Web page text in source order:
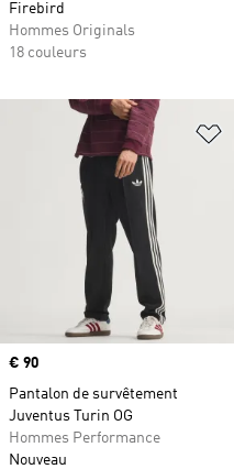
Firebird
Hommes Originals
18 couleurs
Prix
€ 90
Pantalon de survêtement
Juventus Turin OG
Hommes Performance
Nouveau